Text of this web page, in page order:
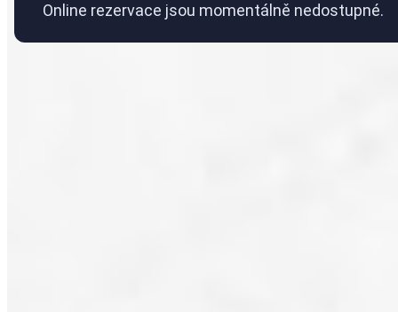
Online rezervace jsou momentálně nedostupné.